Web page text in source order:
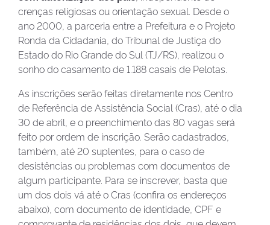
crenças religiosas ou orientação sexual. Desde o
ano 2000, a parceria entre a Prefeitura e o Projeto
Ronda da Cidadania, do Tribunal de Justiça do
Estado do Rio Grande do Sul (TJ/RS), realizou o
sonho do casamento de 1.188 casais de Pelotas.
As inscrições serão feitas diretamente nos Centro
de Referência de Assistência Social (Cras), até o dia
30 de abril, e o preenchimento das 80 vagas será
feito por ordem de inscrição. Serão cadastrados,
também, até 20 suplentes, para o caso de
desistências ou problemas com documentos de
algum participante. Para se inscrever, basta que
um dos dois vá até o Cras (confira os endereços
abaixo), com documento de identidade, CPF e